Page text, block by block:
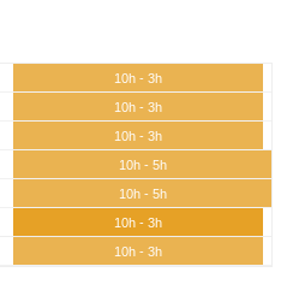
10h - 3h
10h - 3h
10h - 3h
10h - 5h
10h - 5h
10h - 3h
10h - 3h